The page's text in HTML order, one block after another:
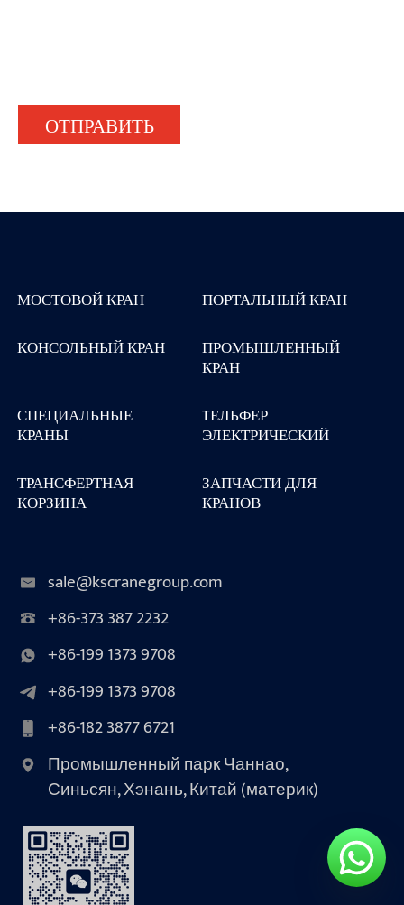
ОТПРАВИТЬ
МОСТОВОЙ КРАН
ПОРТАЛЬНЫЙ КРАН
КОНСОЛЬНЫЙ КРАН
ПРОМЫШЛЕННЫЙ
КРАН
СПЕЦИАЛЬНЫЕ
КРАНЫ
TЕЛЬФЕР
ЭЛЕКТРИЧЕСКИЙ
ТРАНСФЕРТНАЯ
КОРЗИНА
ЗАПЧАСТИ ДЛЯ
КРАНОВ
sale@kscranegroup.com
+86-373 387 2232
+86-199 1373 9708
+86-199 1373 9708
+86-182 3877 6721
Промышленный парк Чаннао,
Синьсян, Хэнань, Китай (материк)